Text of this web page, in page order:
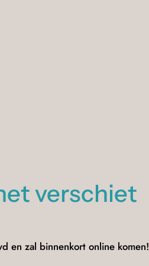
verschiet
en zal binnenkort online komen!